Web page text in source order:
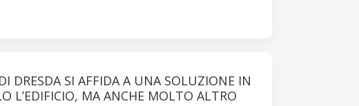
DRESDA SI AFFIDA A UNA SOLUZIONE IN
L’EDIFICIO, MA ANCHE MOLTO ALTRO